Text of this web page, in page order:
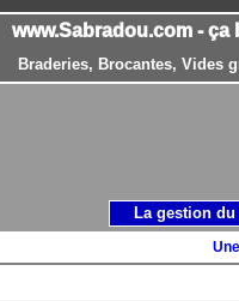
www.Sabradou.com -
Braderies, Brocantes, Vides
La gestion du